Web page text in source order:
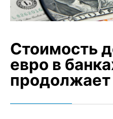
Стоимость
евро в
продолжает